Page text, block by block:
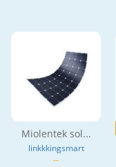
Miolentek sol...
linkkkingsmart
--